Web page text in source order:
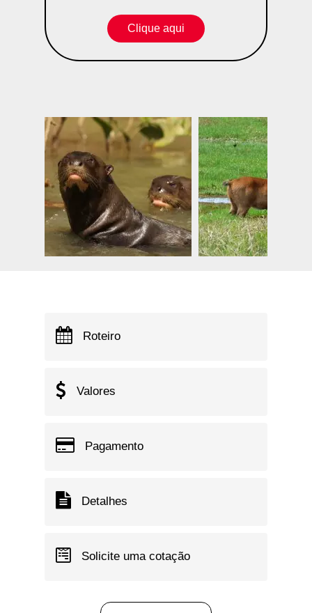
Clique aqui
Roteiro
Valores
Pagamento
Detalhes
Solicite uma cotação